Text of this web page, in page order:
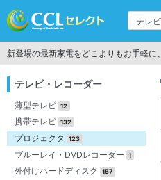
新登場の最新家電をどこよりもお手軽に
テレビ・レコーダー
薄型テレビ 12
携帯テレビ 132
プロジェクタ 123
ブルーレイ・DVDレコーダー 1
外付けハードディスク 157